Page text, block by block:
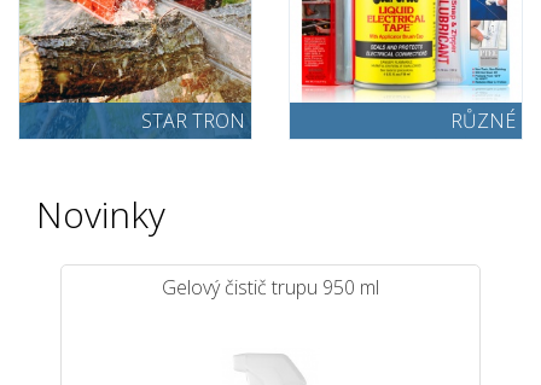
STAR TRON RŮZNÉ
Novinky
Gelový čistič trupu 950 ml